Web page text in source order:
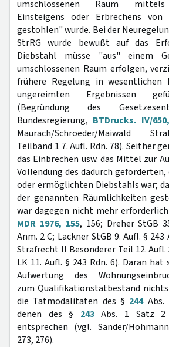
umschlossenen Raum mittels
Einsteigens oder Erbrechens von
gestohlen" wurde. Bei der
StrRG wurde bewußt auf das
Diebstahl müsse "aus" einem
umschlossenen Raum erfolgen,
frühere Regelung in wesentlichen
ungereimten Ergebnissen
(Begründung des
Bundesregierung, BTDrucks. IV/
Maurach/Schroeder/Maiwald
Teilband 1 7. Aufl. Rdn. 78). Seither
das Einbrechen usw. das Mittel zur
Vollendung des dadurch
oder ermöglichten Diebstahls war;
der genannten Räumlichkeiten
war dagegen nicht mehr
MDR 1976, 155, 156; Dreher StGB
Anm. 2 C; Lackner StGB 9. Aufl. § 243
Strafrecht II Besonderer Teil 12. Aufl.
LK 11. Aufl. § 243 Rdn. 6). Daran hat
Aufwertung des
zum Qualifikationstatbestand
die Tatmodalitäten des § 244Abs.
denen des § 243Abs. 1 Satz 2
entsprechen (vgl. Sander/
273, 276).